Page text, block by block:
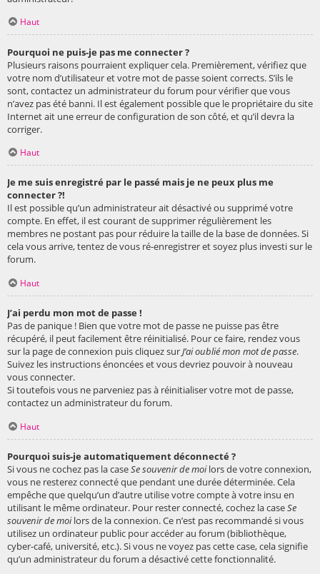
Haut
Pourquoi ne puis-je pas me connecter ?
Plusieurs raisons pourraient expliquer cela. Premièrement, vérifiez que
votre nom d’utilisateur et votre mot de passe soient corrects. S’ils le
sont, contactez un administrateur du forum pour vérifier que vous
n’avez pas été banni. Il est également possible que le propriétaire du site
Internet ait une erreur de configuration de son côté, et qu’il devra la
corriger.
Haut
Je me suis enregistré par le passé mais je ne peux plus me
connecter ?!
Il est possible qu’un administrateur ait désactivé ou supprimé votre
compte. En effet, il est courant de supprimer régulièrement les
membres ne postant pas pour réduire la taille de la base de données. Si
cela vous arrive, tentez de vous ré-enregistrer et soyez plus investi sur le
forum.
Haut
J’ai perdu mon mot de passe !
Pas de panique ! Bien que votre mot de passe ne puisse pas être
récupéré, il peut facilement être réinitialisé. Pour ce faire, rendez vous
sur la page de connexion puis cliquez surJ’ai oublié mon mot de passe.
Suivez les instructions énoncées et vous devriez pouvoir à nouveau
vous connecter.
Si toutefois vous ne parveniez pas à réinitialiser votre mot de passe,
contactez un administrateur du forum.
Haut
Pourquoi suis-je automatiquement déconnecté ?
Si vous ne cochez pas la caseSe souvenir de moilors de votre connexion,
vous ne resterez connecté que pendant une durée déterminée. Cela
empêche que quelqu’un d’autre utilise votre compte à votre insu en
utilisant le même ordinateur. Pour rester connecté, cochez la caseSe
souvenir de moilors de la connexion. Ce n’est pas recommandé si vous
utilisez un ordinateur public pour accéder au forum (bibliothèque,
cyber-café, université, etc.). Si vous ne voyez pas cette case, cela signifie
qu’un administrateur du forum a désactivé cette fonctionnalité.